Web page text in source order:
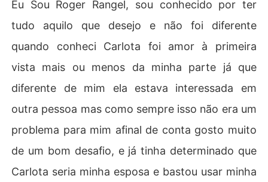
Eu Sou Roger Rangel, sou conhecido por ter
tudo aquilo que desejo e não foi diferente
quando conheci Carlota foi amor à primeira
vista mais ou menos da minha parte já que
diferente de mim ela estava interessada em
outra pessoa mas como sempre isso não era um
problema para mim afinal de conta gosto muito
de um bom desafio, e já tinha determinado que
Carlota seria minha esposa e bastou usar minha